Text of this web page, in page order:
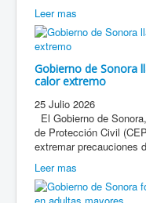
Leer mas
Gobierno de Sonora
calor extremo
25 Julio 2026
El Gobierno de
de Protección Civil
extremar precauciones
Leer mas